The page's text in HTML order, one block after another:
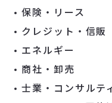
保険・リース
クレジット・信販
エネルギー
商社・卸売
士業・コンサルテ